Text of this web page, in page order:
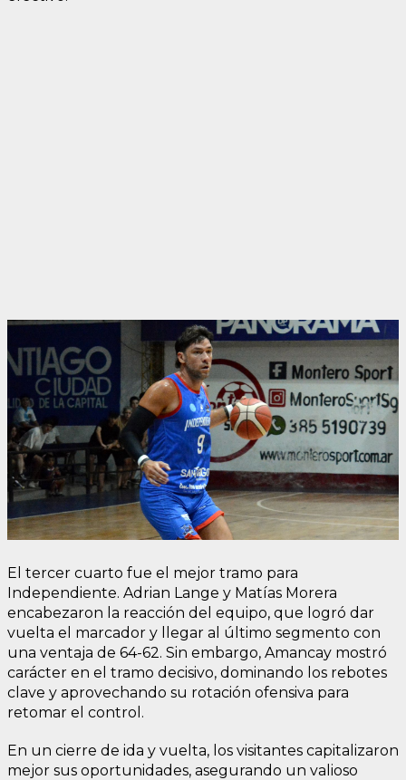
El tercer cuarto fue el mejor tramo para
Independiente. Adrian Lange y Matías Morera
encabezaron la reacción del equipo, que logró dar
vuelta el marcador y llegar al último segmento con
una ventaja de 64-62. Sin embargo, Amancay mostró
carácter en el tramo decisivo, dominando los rebotes
clave y aprovechando su rotación ofensiva para
retomar el control.
En un cierre de ida y vuelta, los visitantes capitalizaron
mejor sus oportunidades, asegurando un valioso